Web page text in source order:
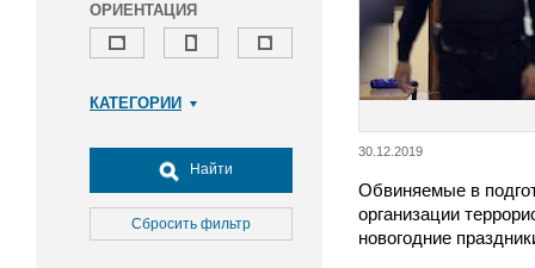
ОРИЕНТАЦИЯ
КАТЕГОРИИ
Досуг, туризм и отдых
Культура
Медицина
Найти
Сбросить фильтр
30.12.2019
Обвиняемые в
организации
новогодние